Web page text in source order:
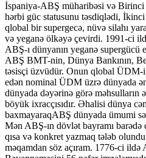
İspaniya-ABŞ müharibəsi və
hərbi güc statusunu təsdiqlədi,
qlobal bir supergecə, nüvə silahı
və yeganə ölkəyə çevirdi. 1991-ci
ABŞ-ı dünyanın yeganə supergücü
ABŞ BMT-nin, Dünya Bankının,
təsisçi üzvüdür. Onun qlobal
edən nominal ÜDM üzrə dünyada
dünyada dəyərinə görə məhsulların
böyük ixracçısıdır. Əhalisi dünya
baxmayaraqABŞ dünyada ümumi
Mən ABŞ-ın dövlət bayramı
qısa və konkret yazmaq tələb
məqamdan söz açıram. 1776-ci